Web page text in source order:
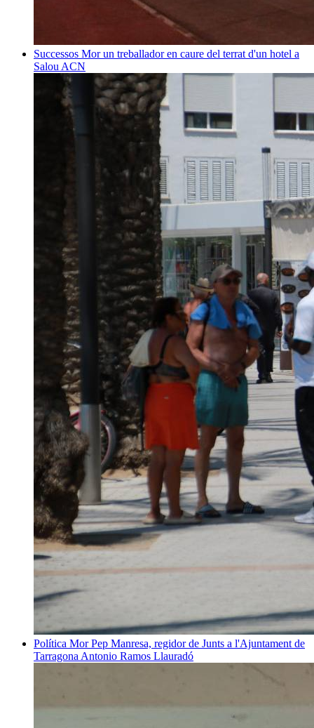
Successos Mor un treballador en caure del terrat d'un hotel a
Salou ACN
Política Mor Pep Manresa, regidor de Junts a l'Ajuntament de
Tarragona Antonio Ramos Llauradó